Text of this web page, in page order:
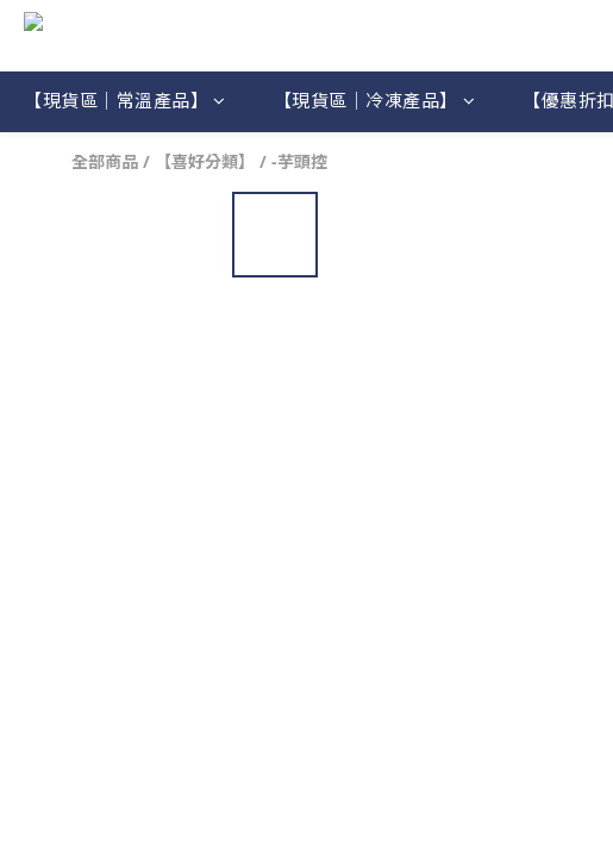
【現貨區｜常溫產品】 【現貨區｜冷凍產品】 【優惠折
全部商品 / 【喜好分類】 / -芋頭控